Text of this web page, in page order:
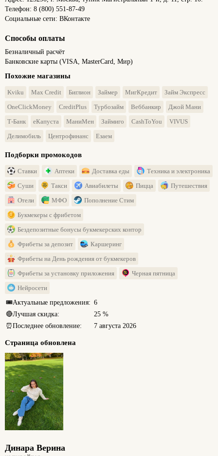
Телефон: 8 (800) 551-87-49
Социальные сети: ВКонтакте
Способы оплаты
Безналичный расчёт
Банковские карты (VISA, MasterCard, Мир)
Похожие магазины
Kviku Max Credit Биглион Займер МигКредит
Займ Экспресс
OneClickMoney
CreditPlus Турбозайм Веббанкир
Джой Мани
Т-Банк
еКапуста МаниМен Займиго CashToYou
VIVUS
Делимобиль
Центрофинанс Езаем
Подборки промокодов
Ставки Аптеки Доставка еды
Техника и электроника
Суши
Такси Авиабилеты Пицца
Путешествия
Отели
МФО
Пополнение Стим
Букмекеры с фрибетом
Бездепозитные бонусы букмекерских контор
Фрибеты за депозит
Каршеринг
Фрибеты на День рождения от букмекеров
Фрибеты за установку приложения
Черная пятница
Нейросети
🎟️Актуальные предложения: 6
🔴Лучшая скидка:
25 %
⏰Последнее обновление: 7 августа 2026
Страница обновлена
Динара Верина